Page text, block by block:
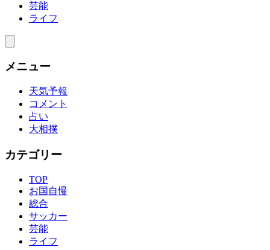
芸能
ライフ
メニュー
天気予報
コメント
占い
大相撲
カテゴリー
TOP
お国自慢
総合
サッカー
芸能
ライフ